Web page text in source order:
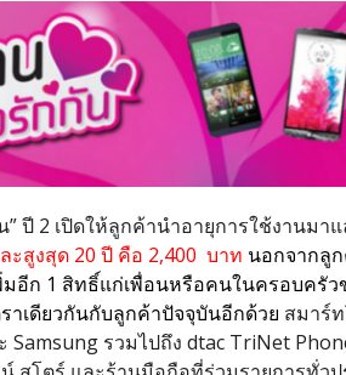
ปี 2 เปิดให้ลูกค้านำอายุการใช้งานมา
ะสูงสุด 20 ปี คือ 2,400 บาท นอกจากลู
มอีก 1 สิทธิ์แก่เพื่อนหรือคนในครอบครั
เดียวกันกับลูกค้าปัจจุบันอีกด้วย สมาร์
Samsung รวมไปถึง dtac TriNet